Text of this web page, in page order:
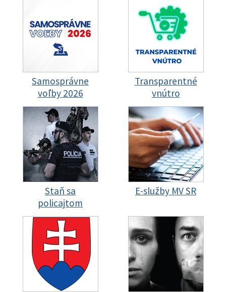
Samosprávne
voľby 2026
Transparentné
vnútro
Staň sa
policajtom
E-služby MV SR